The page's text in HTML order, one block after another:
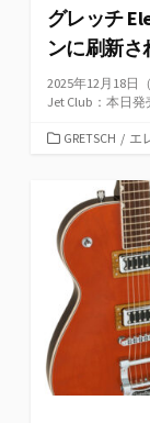
グレッチ
ンに刷新さ
2025年12月18日
Jet Club：本日発
カ
ー
GRETSCH / エ